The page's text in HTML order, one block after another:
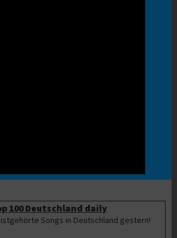
100 Deutschland daily
Songs in Deutschland gestern!